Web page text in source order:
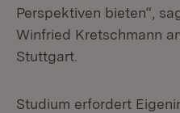
Perspektiven bieten“,
Winfried Kretschmann
Stuttgart.
Studium erfordert